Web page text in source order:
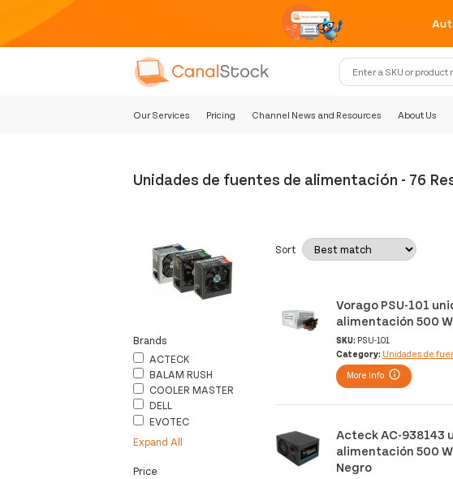
Our Services Pricing Channel News and Resources About Us
Unidades de fuentes de alimentación - 76
Brands
ACTECK
BALAM RUSH
COOLER MASTER
DELL
EVOTEC
Expand All
Price
Sort
Vorago PSU-101
alimentación 500 W
SKU: PSU-101
Category: Unidades de
More Info
Acteck AC-938143
alimentación 500 W
Negro